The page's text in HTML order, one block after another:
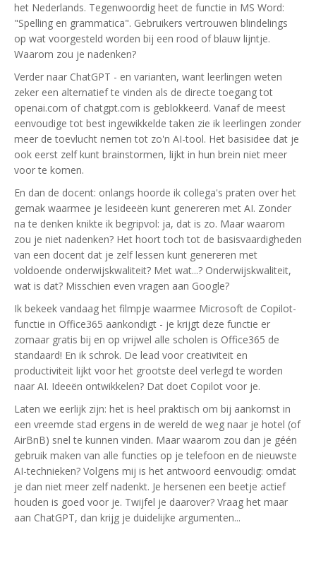
het Nederlands. Tegenwoordig heet de functie in MS Word:
"Spelling en grammatica". Gebruikers vertrouwen blindelings
op wat voorgesteld worden bij een rood of blauw lijntje.
Waarom zou je nadenken?
Verder naar ChatGPT - en varianten, want leerlingen weten
zeker een alternatief te vinden als de directe toegang tot
openai.com of chatgpt.com is geblokkeerd. Vanaf de meest
eenvoudige tot best ingewikkelde taken zie ik leerlingen zonder
meer de toevlucht nemen tot zo'n AI-tool. Het basisidee dat je
ook eerst zelf kunt brainstormen, lijkt in hun brein niet meer
voor te komen.
En dan de docent: onlangs hoorde ik collega's praten over het
gemak waarmee je lesideeën kunt genereren met AI. Zonder
na te denken knikte ik begripvol: ja, dat is zo. Maar waarom
zou je niet nadenken? Het hoort toch tot de basisvaardigheden
van een docent dat je zelf lessen kunt genereren met
voldoende onderwijskwaliteit? Met wat...? Onderwijskwaliteit,
wat is dat? Misschien even vragen aan Google?
Ik bekeek vandaag het filmpje waarmee Microsoft de Copilot-
functie in Office365 aankondigt - je krijgt deze functie er
zomaar gratis bij en op vrijwel alle scholen is Office365 de
standaard! En ik schrok. De lead voor creativiteit en
productiviteit lijkt voor het grootste deel verlegd te worden
naar AI. Ideeën ontwikkelen? Dat doet Copilot voor je.
Laten we eerlijk zijn: het is heel praktisch om bij aankomst in
een vreemde stad ergens in de wereld de weg naar je hotel (of
AirBnB) snel te kunnen vinden. Maar waarom zou dan je géén
gebruik maken van alle functies op je telefoon en de nieuwste
AI-technieken? Volgens mij is het antwoord eenvoudig: omdat
je dan niet meer zelf nadenkt. Je hersenen een beetje actief
houden is goed voor je. Twijfel je daarover? Vraag het maar
aan ChatGPT, dan krijg je duidelijke argumenten...